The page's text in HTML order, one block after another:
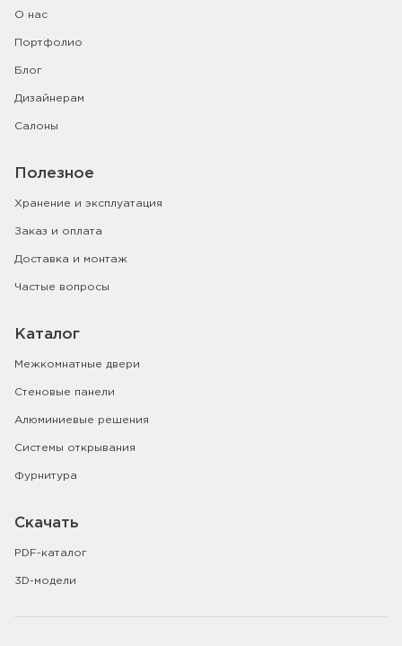
О нас
Портфолио
Блог
Дизайнерам
Салоны
Полезное
Хранение и эксплуатация
Заказ и оплата
Доставка и монтаж
Частые вопросы
Каталог
Межкомнатные двери
Стеновые панели
Алюминиевые решения
Системы открывания
Фурнитура
Скачать
PDF-каталог
3D-модели